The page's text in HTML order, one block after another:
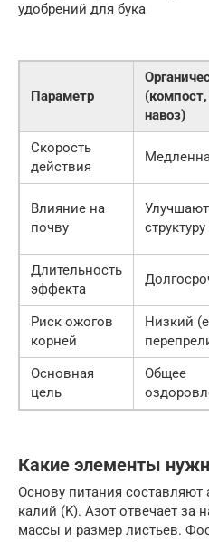
удобрений для бука
Параметр
(компост,
навоз)
Скорость
действия
Влияние на
почву
Улучшают
структуру
Длительность
эффекта
Риск ожогов
корней
Низкий
Основная
цель
Общее
Какие элементы
Основу питания составляют
калий (K). Азот отвечает за
массы и размер листьев.